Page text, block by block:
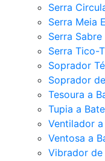
Serra
Serra Meia
Serra
Serra Tico-
Soprador
Soprador
Tesoura a
Tupia a
Ventilador
Ventosa a
Vibrador